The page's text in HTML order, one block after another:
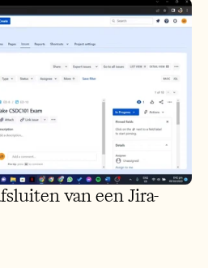
van een Jira-